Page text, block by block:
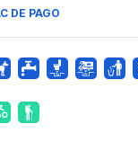
DE PAGO